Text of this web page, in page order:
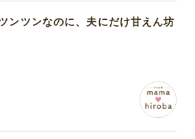
ンツンなのに、夫にだけ甘えん坊